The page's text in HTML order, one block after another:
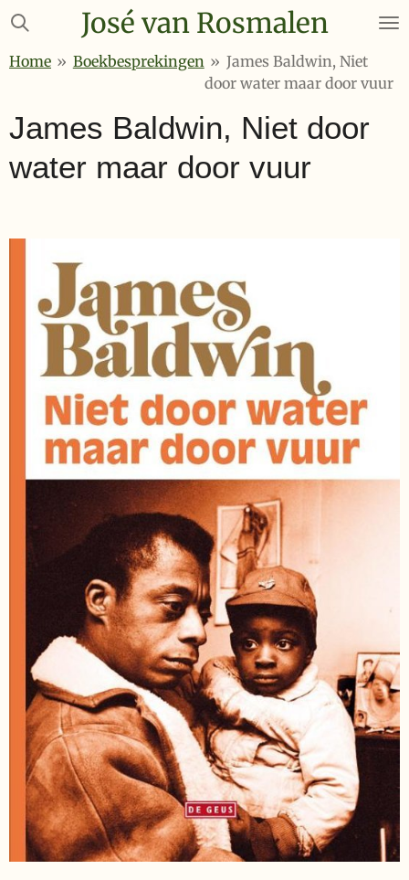
Ga
naar
José van Rosmalen
Home » Boekbesprekingen » James Baldwin, Niet
door water maar door vuur
James Baldwin, Niet door
water maar door vuur